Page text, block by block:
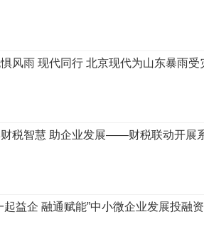
风雨 现代同行 北京现代为山东暴雨
税智慧 助企业发展——财税联动开展
起益企 融通赋能”中小微企业发展投融